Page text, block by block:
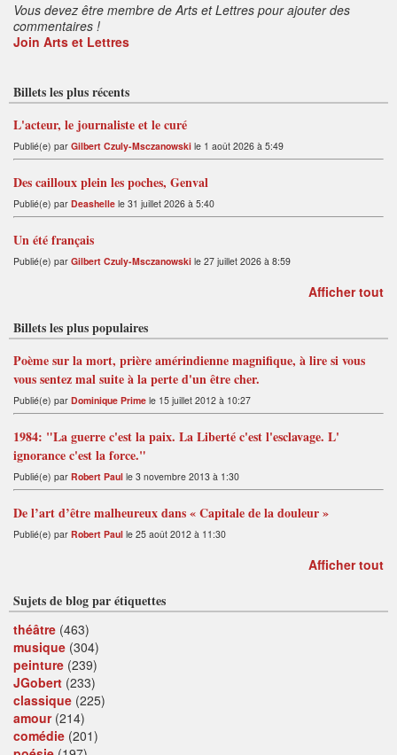
Vous devez être membre de Arts et Lettres pour ajouter des
commentaires !
Join Arts et Lettres
Billets les plus récents
L'acteur, le journaliste et le curé
Publié(e) par Gilbert Czuly-Msczanowski le 1 août 2026 à 5:49
Des cailloux plein les poches, Genval
Publié(e) par Deashelle le 31 juillet 2026 à 5:40
Un été français
Publié(e) par Gilbert Czuly-Msczanowski le 27 juillet 2026 à 8:59
Afficher tout
Billets les plus populaires
Poème sur la mort, prière amérindienne magnifique, à lire si vous
vous sentez mal suite à la perte d'un être cher.
Publié(e) par Dominique Prime le 15 juillet 2012 à 10:27
1984: "La guerre c'est la paix. La Liberté c'est l'esclavage. L'
ignorance c'est la force."
Publié(e) par Robert Paul le 3 novembre 2013 à 1:30
De l’art d’être malheureux dans « Capitale de la douleur »
Publié(e) par Robert Paul le 25 août 2012 à 11:30
Afficher tout
Sujets de blog par étiquettes
théâtre (463)
musique (304)
peinture (239)
JGobert (233)
classique (225)
amour(214)
comédie (201)